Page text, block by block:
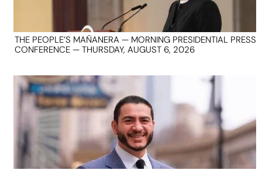
THE PEOPLE’S MAÑANERA — MORNING PRESIDENTIAL PRESS
CONFERENCE — THURSDAY, AUGUST 6, 2026